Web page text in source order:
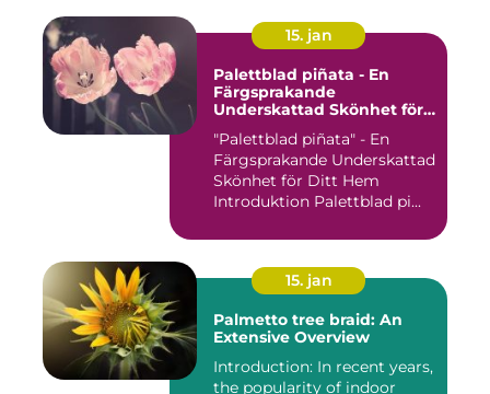
15. jan
Palettblad piñata - En
Färgsprakande
Underskattad Skönhet för
"Palettblad piñata" - En
Färgsprakande Underskattad
Skönhet för Ditt Hem
Introduktion Palettblad pi...
15. jan
Palmetto tree braid: An
Extensive Overview
Introduction: In recent years,
the popularity of indoor